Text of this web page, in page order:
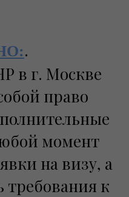
.
в г. Москве
право
момент
на визу, а
требования к